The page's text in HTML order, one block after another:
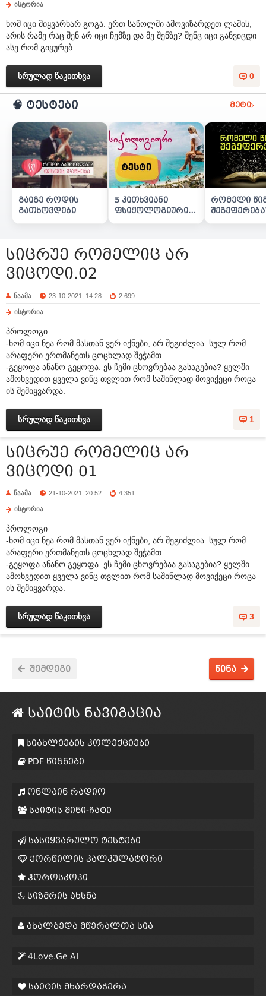
ისტორია
ხომ იცი მიყვარხარ გოგა. ერთ საწოლში ამოვიზარდეთ ლამის,
არის რამე რაც შენ არ იცი ჩემზე და მე შენზე? შენც იცი განვიცდი
ასე რომ გიყურებ
0
სრულად წაკითხვა
🧠 ტესტები მეტი
გაიგე როდის
გათხოვდები
5 კითხვიანი
ფსიქოლოგიური
რომელი
სიცრუე რომელიც არ
ვიცოდი.02
ნაამა 23-10-2021, 14:28 2 699
ისტორია
პროლოგი
-ხომ იცი ნეა რომ მასთან ვერ იქნები, არ შეგიძლია. სულ რომ
არაფერი ერთმანეთს ცოცხლად შეჭამთ.
-გეყოფა ანანო გეყოფა. ეს ჩემი ცხოვრებაა გასაგებია? ყელში
ამოხვედით ყველა ვინც თვლით რომ საშინლად მოვიქეცი როცა
ის შემიყვარდა.
1
სრულად წაკითხვა
სიცრუე რომელიც არ
ვიცოდი 01
ნაამა 21-10-2021, 20:52 4 351
ისტორია
პროლოგი
-ხომ იცი ნეა რომ მასთან ვერ იქნები, არ შეგიძლია. სულ რომ
არაფერი ერთმანეთს ცოცხლად შეჭამთ.
-გეყოფა ანანო გეყოფა. ეს ჩემი ცხოვრებაა გასაგებია? ყელში
ამოხვედით ყველა ვინც თვლით რომ საშინლად მოვიქეცი როცა
ის შემიყვარდა.
3
სრულად წაკითხვა
წინა
შემდეგი
საიტის ნავიგაცია
სიახლეების კოლექციები
PDF წიგნები
ონლაინ რადიო
საიტის მინი-ჩატი
სასიყვარულო ტესტები
ქორწილის კალკულატორი
ჰოროსკოპი
სიზმრის ახსნა
ახალბედა მწერალთა სია
4Love.Ge AI
საიტის მხარდაჭერა